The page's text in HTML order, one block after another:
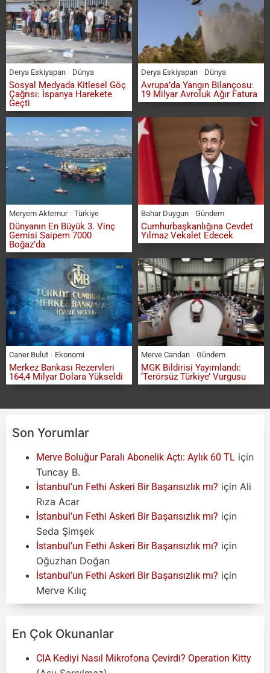
Derya Eskiyapan Dünya
Sosyal Medyada Kitlesel Göç
Çağrısı: İspanya Harekete
Geçti
Derya Eskiyapan Dünya
Avrupa’da Yangın Bilançosu:
19 Milyar Avroluk Ağır Fatura
Meryem Aktemur Türkiye
Dünyanın En Büyük 3. Vinç
Gemisi Saipem 7000
Boğaz’da
Bahar Duygun Gündem
Cumhurbaşkanlığına Cevdet
Yılmaz Vekalet Edecek
Caner Bulut Ekonomi
Merkez Bankası Rezervleri
164,4 Milyar Dolara Yükseldi
Merve Candan Gündem
MGK Bildirisi Yayımlandı:
‘Terörsüz Türkiye’ Vurgusu
Son Yorumlar
Merve Boluğur Paralı Abonelik Açtı: Aylık 60 TL için
Tuncay B.
İstanbul’un Fethi Askeri Bir Başarısızlık mı? için Ali
Rıza Acar
İstanbul’un Fethi Askeri Bir Başarısızlık mı? için
Seda Şimşek
İstanbul’un Fethi Askeri Bir Başarısızlık mı? için
Oğuzhan Doğan
İstanbul’un Fethi Askeri Bir Başarısızlık mı? için
Merve Kılıç
En Çok Okunanlar
CIA Kediyi Nasıl Mikrofona Çevirdi? Operation Kitty